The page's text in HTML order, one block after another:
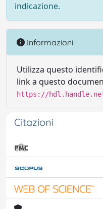
indicazione.
Informazioni
Utilizza questo
link a questo
https://
Citazioni